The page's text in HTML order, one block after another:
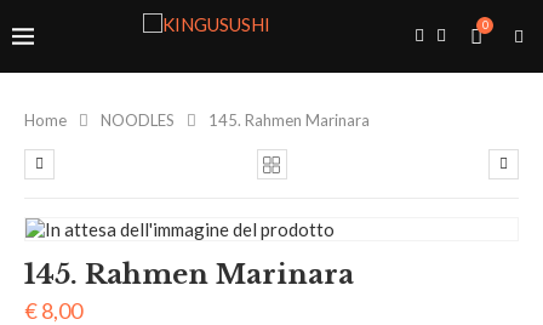
0
Home NOODLES 145. Rahmen Marinara
145. Rahmen Marinara
€8,00